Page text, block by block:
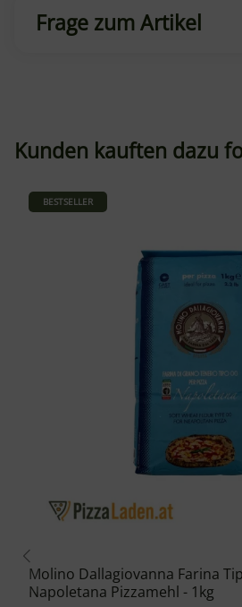
Frage zum Artikel
Kunden kauften dazu
BESTSELLER
Molino Dallagiovanna Farina
Napoletana Pizzamehl - 1kg